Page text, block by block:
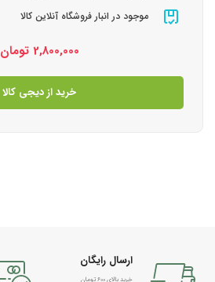
موجود در انبار فروشگاه آنلاین کالا
2,800,000 تومان
خرید از دیجی کالا
ارسال رایگان
خرید بالای 600 تومان